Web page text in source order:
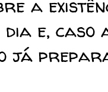
a
e,
já